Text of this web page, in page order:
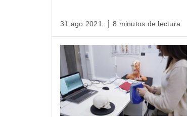
31 ago 2021 8 minutos de lectura